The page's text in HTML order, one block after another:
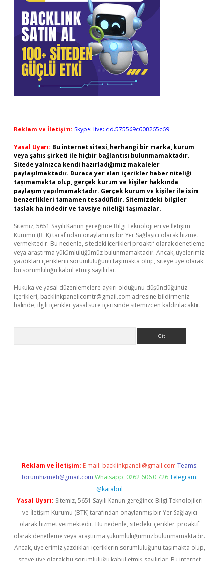
Reklam ve İletişim: Skype: live:.cid.575569c608265c69
Yasal Uyarı: Bu internet sitesi, herhangi bir marka, kurum
veya şahıs şirketi ile hiçbir bağlantısı bulunmamaktadır.
Sitede yalnızca kendi hazırladığımız makaleler
paylaşılmaktadır. Burada yer alan içerikler haber niteliği
taşımamakta olup, gerçek kurum ve kişiler hakkında
paylaşım yapılmamaktadır. Gerçek kurum ve kişiler ile isim
benzerlikleri tamamen tesadüfidir. Sitemizdeki bilgiler
taslak halindedir ve tavsiye niteliği taşımazlar.
Sitemiz, 5651 Sayılı Kanun gereğince Bilgi Teknolojileri ve İletişim
Kurumu (BTK) tarafından onaylanmış bir Yer Sağlayıcı olarak hizmet
vermektedir. Bu nedenle, sitedeki içerikleri proaktif olarak denetleme
veya araştırma yükümlülüğümüz bulunmamaktadır. Ancak, üyelerimiz
yazdıkları içeriklerin sorumluluğunu taşımakta olup, siteye üye olarak
bu sorumluluğu kabul etmiş sayılırlar.
Hukuka ve yasal düzenlemelere aykırı olduğunu düşündüğünüz
içerikleri, backlinkpanelicomtr@gmail.com adresine bildirmeniz
halinde, ilgili içerikler yasal süre içerisinde sitemizden kaldırılacaktır.
Reklam ve İletişim: E-mail: backlinkpaneli@gmail.com Teams:
forumhizmeti@gmail.com Whatsapp: 0262 606 0 726 Telegram:
@karabul
Yasal Uyarı: Sitemiz, 5651 Sayılı Kanun gereğince Bilgi Teknolojileri
ve İletişim Kurumu (BTK) tarafından onaylanmış bir Yer Sağlayıcı
olarak hizmet vermektedir. Bu nedenle, sitedeki içerikleri proaktif
olarak denetleme veya araştırma yükümlülüğümüz bulunmamaktadır.
Ancak, üyelerimiz yazdıkları içeriklerin sorumluluğunu taşımakta olup,
siteye üye olarak bu sorumluluğu kabul etmiş sayılırlar. Bu internet